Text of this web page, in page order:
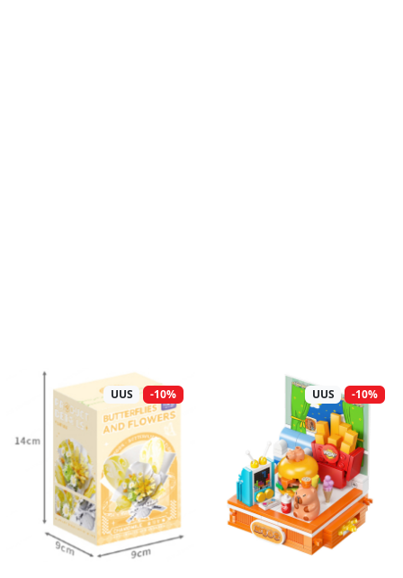
UUS -10% UUS -10%